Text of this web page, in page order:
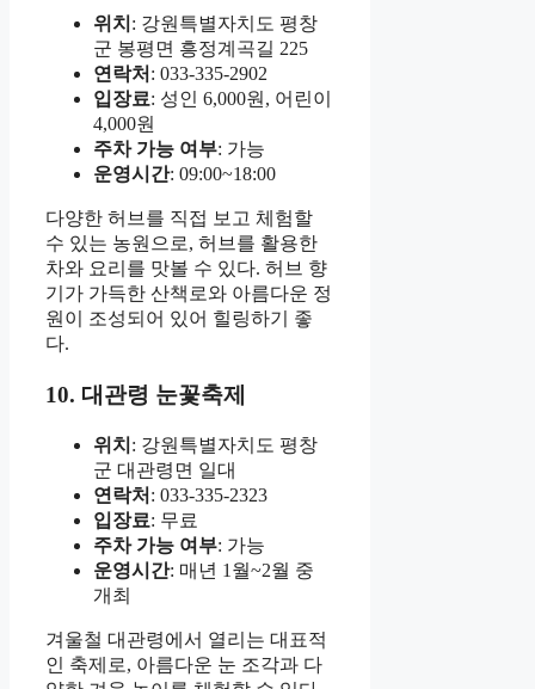
위치 : 강원특별자치도 평창
군 봉평면 흥정계곡길 225
연락처 : 033-335-2902
입장료: 성인 6,000원, 어린이
4,000원
주차 가능 여부: 가능
운영시간: 09:00~18:00
다양한 허브를 직접 보고 체험할
수 있는 농원으로, 허브를 활용한
차와 요리를 맛볼 수 있다. 허브 향
기가 가득한 산책로와 아름다운 정
원이 조성되어 있어 힐링하기 좋
다.
10. 대관령 눈꽃축제
위치 : 강원특별자치도 평창
군 대관령면 일대
연락처 : 033-335-2323
입장료: 무료
주차 가능 여부: 가능
운영시간: 매년 1월~2월 중
개최
겨울철 대관령에서 열리는 대표적
인 축제로, 아름다운 눈 조각과 다